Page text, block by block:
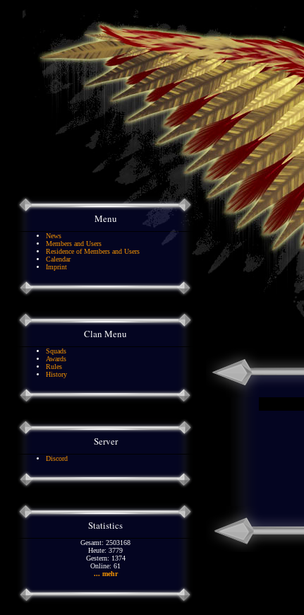
Menu
News
Members and Users
Residence of Members and Users
Calendar
Imprint
Clan Menu
Squads
Awards
Rules
History
Server
Discord
Statistics
Gesamt: 2503168
Heute: 3779
Gestern: 1374
Online: 61
... mehr